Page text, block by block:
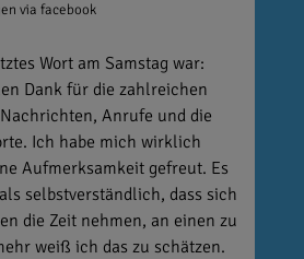
via facebook
Wort am Samstag war:
Dank für die zahlreichen
Anrufe und die
Ich habe mich wirklich
Aufmerksamkeit gefreut. Es
selbstverständlich, dass sich
die Zeit nehmen, an einen zu
weiß ich das zu schätzen.